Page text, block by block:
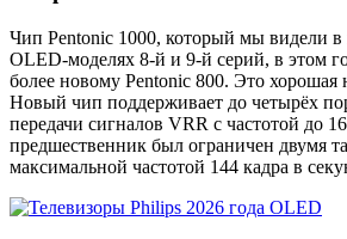
Чип Pentonic 1000, который мы видели в
OLED-моделях 8-й и 9-й серий, в этом
более новому Pentonic 800. Это хорошая
Новый чип поддерживает до четырёх
передачи сигналов VRR с частотой до
предшественник был ограничен двумя
максимальной частотой 144 кадра в